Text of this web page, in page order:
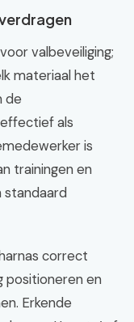
valbeveiliging;
materiaal het
de
als
is
trainingen en
standaard
correct
positioneren en
Erkende